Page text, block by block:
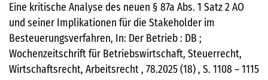
Eine kritische Analyse des neuen § 87a Abs. 1 Satz 2 AO
und seiner Implikationen für die Stakeholder im
Besteuerungsverfahren, In: Der Betrieb : DB ;
Wochenzeitschrift für Betriebswirtschaft, Steuerrecht,
Wirtschaftsrecht, Arbeitsrecht , 78.2025 (18) , S. 1108 – 1115